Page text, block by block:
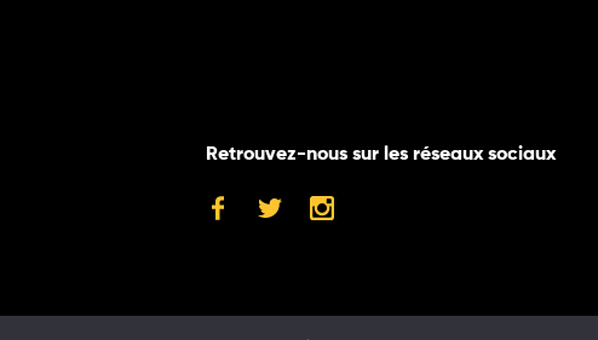
Retrouvez-nous sur les réseaux sociaux